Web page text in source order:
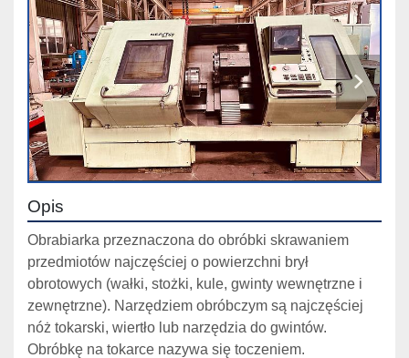
Opis
Obrabiarka przeznaczona do obróbki skrawaniem
przedmiotów najczęściej o powierzchni brył
obrotowych (wałki, stożki, kule, gwinty wewnętrzne i
zewnętrzne). Narzędziem obróbczym są najczęściej
nóż tokarski, wiertło lub narzędzia do gwintów.
Obróbkę na tokarce nazywa się toczeniem.